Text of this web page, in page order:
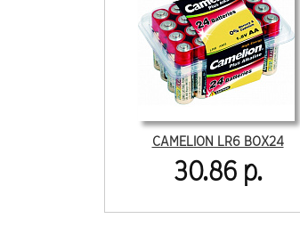
CAMELION LR6 BOX24
30.86 р.